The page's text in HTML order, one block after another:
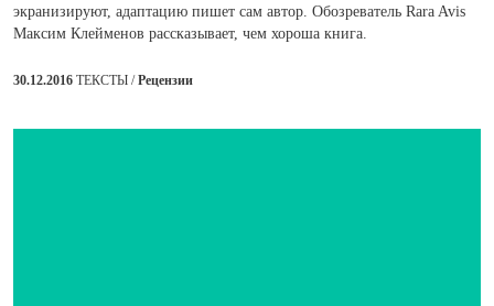
экранизируют, адаптацию пишет сам автор. Обозреватель Rara Avis
Максим Клейменов рассказывает, чем хороша книга.
30.12.2016 ТЕКСТЫ /Рецензии